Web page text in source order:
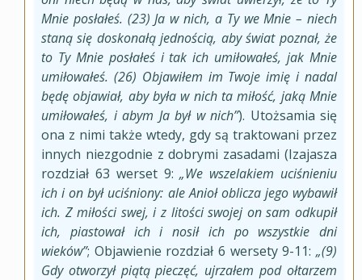
Mnie posłałeś. (23) Ja w nich, a Ty we Mnie – niech
staną się doskonałą jednością, aby świat poznał, że
to Ty Mnie posłałeś i tak ich umiłowałeś, jak Mnie
umiłowałeś. (26) Objawiłem im Twoje imię i nadal
będę objawiał, aby była w nich ta miłość, jaką Mnie
umiłowałeś, i abym Ja był w nich”). Utożsamia się
ona z nimi także wtedy, gdy są traktowani przez
innych niezgodnie z dobrymi zasadami (Izajasza
rozdział 63 werset 9:„We wszelakiem uciśnieniu
ich i on był uciśniony: ale Anioł oblicza jego wybawił
ich. Z miłości swej, i z litości swojej on sam odkupił
ich, piastował ich i nosił ich po wszystkie dni
wieków”; Objawienie rozdział 6 wersety 9-11: „(9)
Gdy otworzył piątą pieczęć, ujrzałem pod ołtarzem